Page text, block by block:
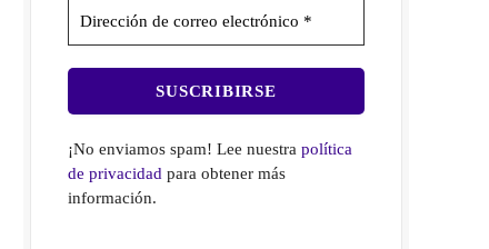
¡No enviamos spam! Lee nuestrapolítica
de privacidad para obtener más
información.